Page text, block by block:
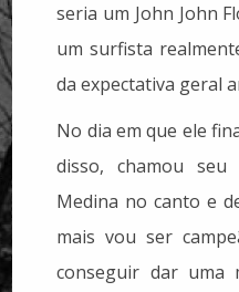
seria um John John
um surfista
da expectativa geral
No dia em que ele
disso, chamou
Medina no canto e
mais vou ser
conseguir dar uma